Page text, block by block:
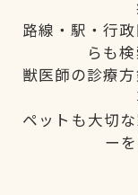
路線・駅・行
らも
獣医師の診療
ペットも大切
ー